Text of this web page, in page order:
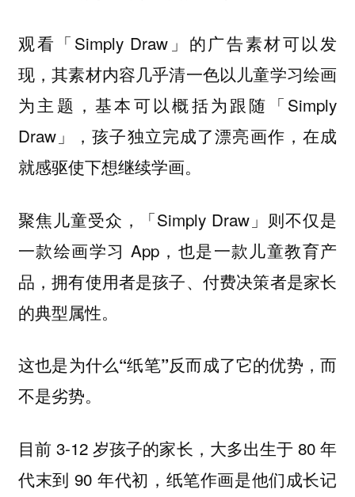
观看「Simply Draw」的广告素材可以发
现，其素材内容几乎清一色以儿童学习绘画
为主题，基本可以概括为跟随「Simply
Draw」，孩子独立完成了漂亮画作，在成
就感驱使下想继续学画。
聚焦儿童受众，「Simply Draw」则不仅是
一款绘画学习 App，也是一款儿童教育产
品，拥有使用者是孩子、付费决策者是家长
的典型属性。
这也是为什么“纸笔”反而成了它的优势，而
不是劣势。
目前 3-12 岁孩子的家长，大多出生于 80 年
代末到 90 年代初，纸笔作画是他们成长记